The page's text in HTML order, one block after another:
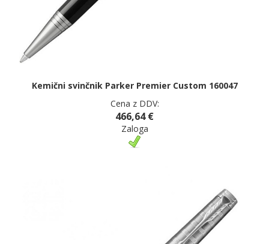
Kemični svinčnik Parker Premier Custom 160047
Cena z DDV:
466,64 €
Zaloga